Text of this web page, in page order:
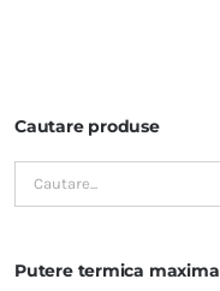
Cautare produse
Putere termica maxima